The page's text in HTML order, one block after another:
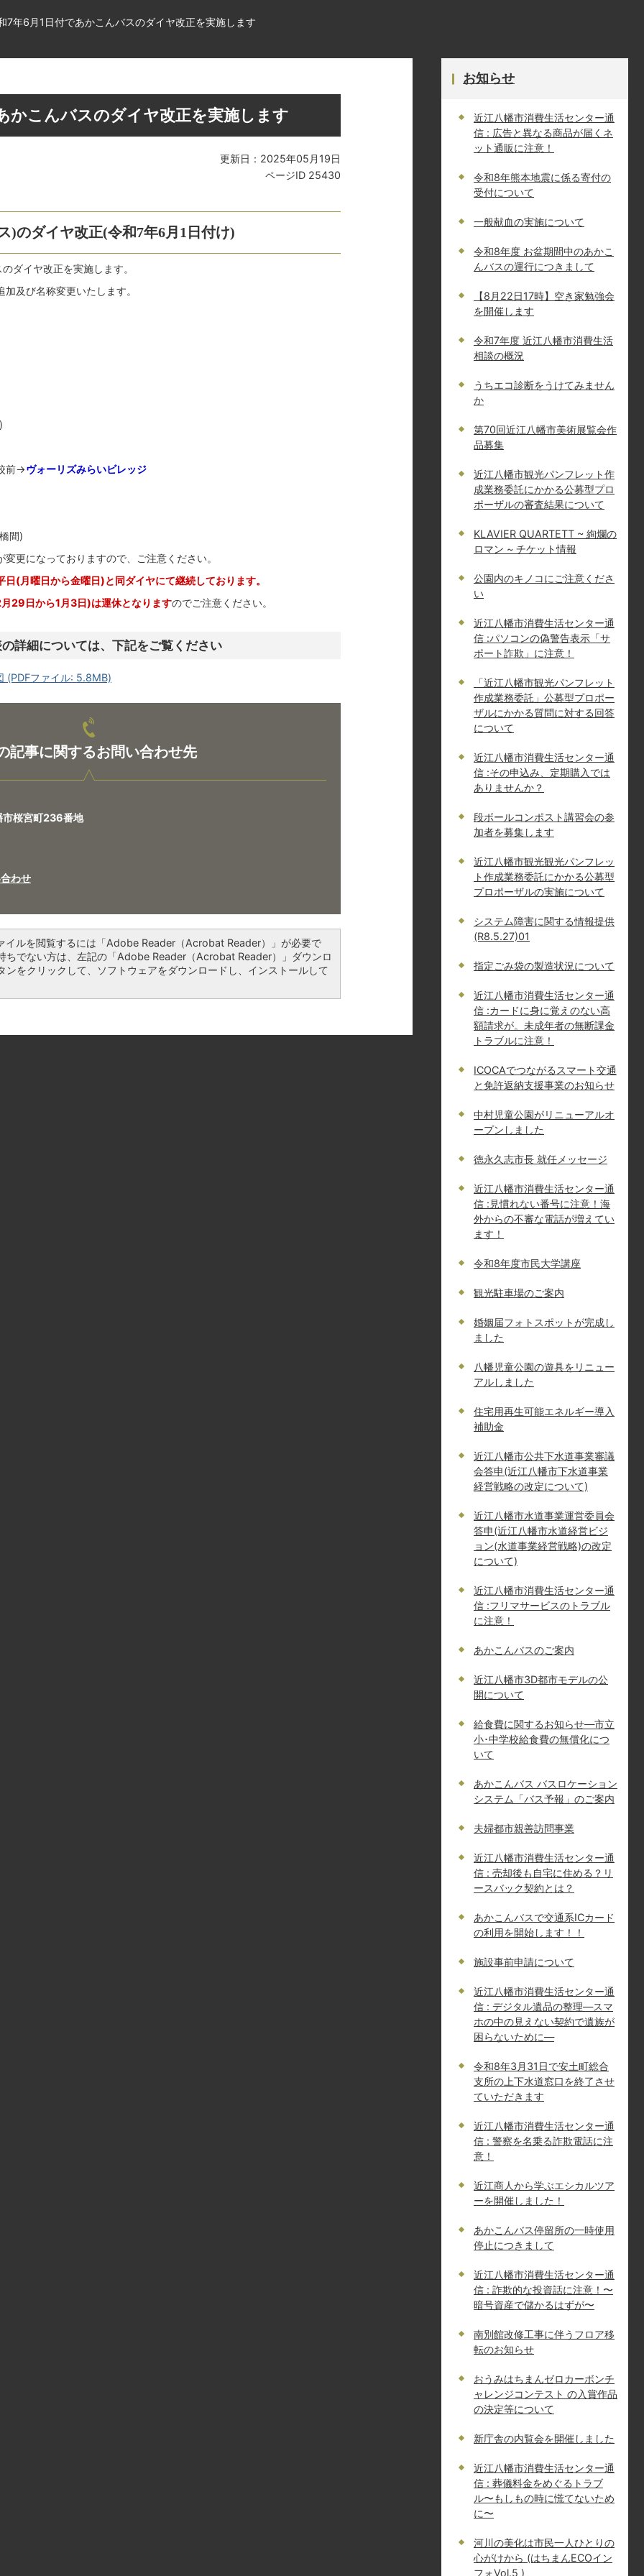
7年6月1日付であかこんバスのダイヤ改正を実施します
かこんバスのダイヤ改正を実施します
更新日：2025年05月19日
ページID 25430
)のダイヤ改正(令和7年6月1日付け)
ダイヤ改正を実施します。
及び名称変更いたします。
前→ヴォーリズみらいビレッジ
間)
更になっておりますので、ご注意ください。
日(月曜日から金曜日)と同ダイヤにて継続しております。
29日から1月3日)は運休となりますのでご注意ください。
詳細については、下記をご覧ください
(PDFファイル: 5.8MB)
記事に関するお問い合わせ先
桜宮町236番地
わせ
イルを閲覧するには「Adobe Reader（Acrobat Reader）」が必要で
ちでない方は、左記の「Adobe Reader（Acrobat Reader）」ダウンロ
ンをクリックして、ソフトウェアをダウンロードし、インストールして
お知らせ
近江八幡市消費生活センター通
信 : 広告と異なる商品が届くネ
ット通販に注意！
令和8年熊本地震に係る寄付の
受付について
一般献血の実施について
令和8年度 お盆期間中のあかこ
んバスの運行につきまして
【8月22日17時】空き家勉強会
を開催します
令和7年度 近江八幡市消費生活
相談の概況
うちエコ診断をうけてみません
か
第70回近江八幡市美術展覧会作
品募集
近江八幡市観光パンフレット作
成業務委託にかかる公募型プロ
ポーザルの審査結果について
KLAVIER QUARTETT ~ 絢爛の
ロマン ~ チケット情報
公園内のキノコにご注意くださ
い
近江八幡市消費生活センター通
信 :パソコンの偽警告表示「サ
ポート詐欺」に注意！
「近江八幡市観光パンフレット
作成業務委託」公募型プロポー
ザルにかかる質問に対する回答
について
近江八幡市消費生活センター通
信 :その申込み、定期購入では
ありませんか？
段ボールコンポスト講習会の参
加者を募集します
近江八幡市観光観光パンフレッ
ト作成業務委託にかかる公募型
プロポーザルの実施について
システム障害に関する情報提供
(R8.5.27)01
指定ごみ袋の製造状況について
近江八幡市消費生活センター通
信 :カードに身に覚えのない高
額請求が。未成年者の無断課金
トラブルに注意！
ICOCAでつながるスマート交通
と免許返納支援事業のお知らせ
中村児童公園がリニューアルオ
ープンしました
徳永久志市長 就任メッセージ
近江八幡市消費生活センター通
信 :見慣れない番号に注意！海
外からの不審な電話が増えてい
ます！
令和8年度市民大学講座
観光駐車場のご案内
婚姻届フォトスポットが完成し
ました
八幡児童公園の遊具をリニュー
アルしました
住宅用再生可能エネルギー導入
補助金
近江八幡市公共下水道事業審議
会答申(近江八幡市下水道事業
経営戦略の改定について)
近江八幡市水道事業運営委員会
答申(近江八幡市水道経営ビジ
ョン(水道事業経営戦略)の改定
について)
近江八幡市消費生活センター通
信 :フリマサービスのトラブル
に注意！
あかこんバスのご案内
近江八幡市3D都市モデルの公
開について
給食費に関するお知らせ—市立
小･中学校給食費の無償化につ
いて
あかこんバス バスロケーション
システム「バス予報」のご案内
夫婦都市親善訪問事業
近江八幡市消費生活センター通
信 : 売却後も自宅に住める？リ
ースバック契約とは？
あかこんバスで交通系ICカード
の利用を開始します！！
施設事前申請について
近江八幡市消費生活センター通
信 : デジタル遺品の整理―スマ
ホの中の見えない契約で遺族が
困らないために―
令和8年3月31日で安土町総合
支所の上下水道窓口を終了させ
ていただきます
近江八幡市消費生活センター通
信 : 警察を名乗る詐欺電話に注
意！
近江商人から学ぶエシカルツア
ーを開催しました！
あかこんバス停留所の一時使用
停止につきまして
近江八幡市消費生活センター通
信 : 詐欺的な投資話に注意！〜
暗号資産で儲かるはずが〜
南別館改修工事に伴うフロア移
転のお知らせ
おうみはちまんゼロカーボンチ
ャレンジコンテスト の入賞作品
の決定等について
新庁舎の内覧会を開催しました
近江八幡市消費生活センター通
信 : 葬儀料金をめぐるトラブ
ル〜もしもの時に慌てないため
に〜
河川の美化は市民一人ひとりの
心がけから (はちまんECOイン
フォVol.5 )